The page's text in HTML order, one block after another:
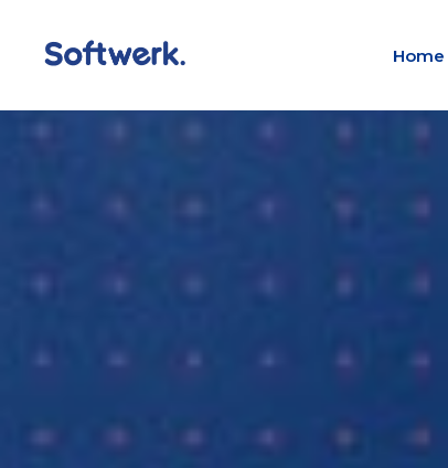
Home
Headings
Columns
Icon with text